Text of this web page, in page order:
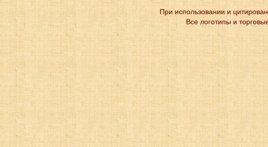
При использовании и
Все логотипы и